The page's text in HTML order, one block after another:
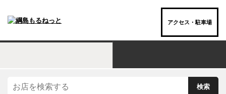
アクセス・駐車場